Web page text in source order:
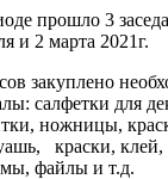
прошло 3
и 2 марта 2021г.
закуплено
салфетки для
ножницы,
краски,
файлы и т.д.